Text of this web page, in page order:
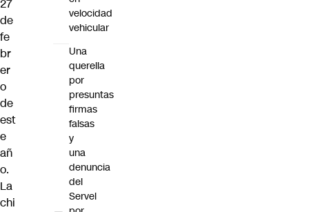
27
de
fe
br
er
o
de
est
e
añ
o.
La
chi
velocidad
vehicular
Una
querella
por
presuntas
firmas
falsas
y
una
denuncia
del
Servel